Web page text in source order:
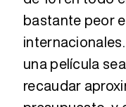
bastante peor
una película
recaudar